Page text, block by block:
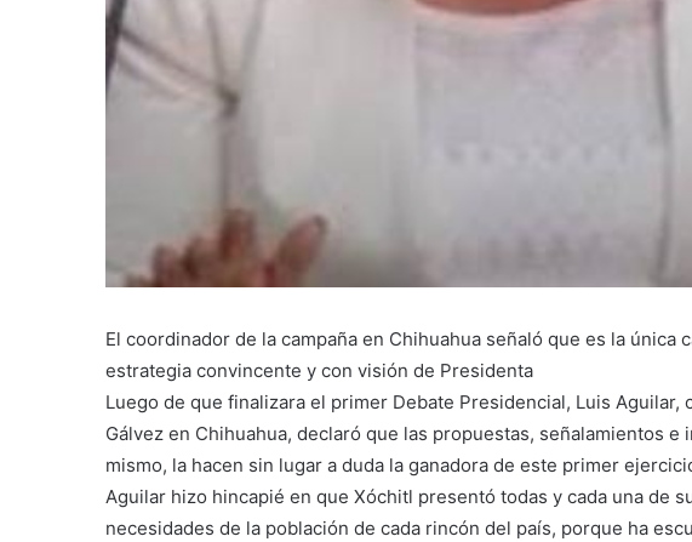
El coordinador de la campaña en Chihuahua señaló que es la única
estrategia convincente y con visión de Presidenta
Luego de que finalizara el primer Debate Presidencial, Luis Aguilar,
Gálvez en Chihuahua, declaró que las propuestas, señalamientos
mismo, la hacen sin lugar a duda la ganadora de este primer
Aguilar hizo hincapié en que Xóchitl presentó todas y cada una de
necesidades de la población de cada rincón del país, porque ha